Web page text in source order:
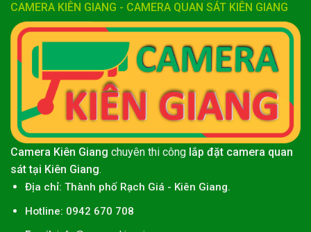
CAMERA KIÊN GIANG - CAMERA QUAN SÁT KIÊN GIANG
Camera Kiên Giang chuyên thi công lắp đặt camera quan
sát tại Kiên Giang.
Địa chỉ: Thành phố Rạch Giá - Kiên Giang.
Hotline: 0942 670 708